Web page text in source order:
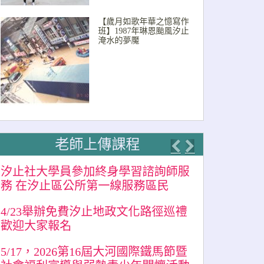
【歲月如歌年華之憶寫作
班】1987年琳恩颱風汐止
淹水的夢魘
老師上傳課程
Previous
Next
汐止社大學員參加終身學習諮詢師服
務 在汐止區公所第一線服務區民
4/23舉辦免費汐止地政文化路徑巡禮
歡迎大家報名
5/17，2026第16屆大河國際鐵馬節暨